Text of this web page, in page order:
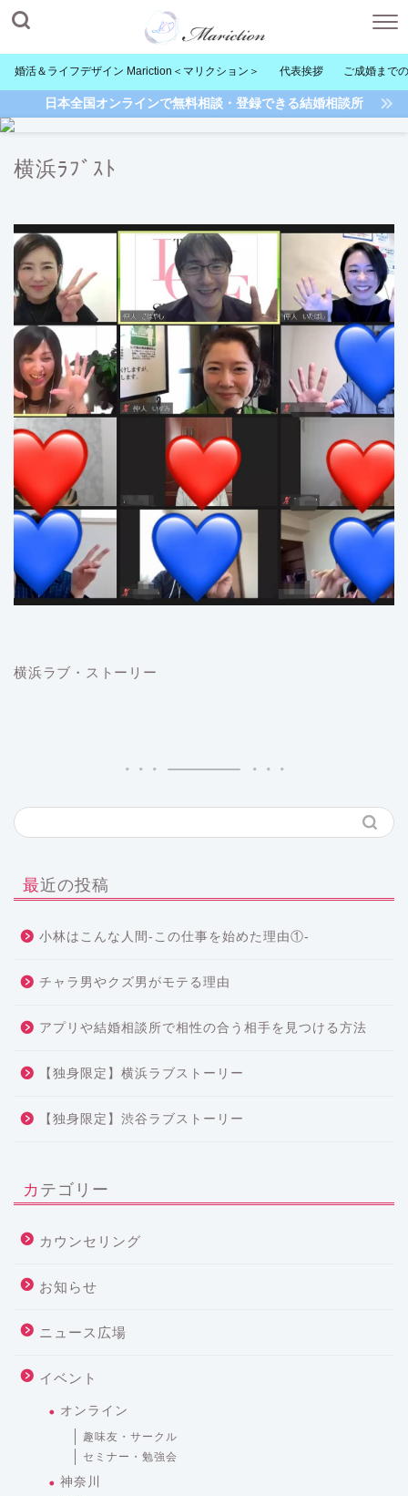
婚活＆ライフデザイン Mariction＜マリクション＞ 代表挨拶 ご成婚まで
日本全国オンラインで無料相談・登録できる結婚相談所
横浜ﾗﾌﾞｽﾄ
横浜ラブ・ストーリー
最近の投稿
小林はこんな人間-この仕事を始めた理由①-
チャラ男やクズ男がモテる理由
アプリや結婚相談所で相性の合う相手を見つける方法
【独身限定】横浜ラブストーリー
【独身限定】渋谷ラブストーリー
カテゴリー
カウンセリング
お知らせ
ニュース広場
イベント
オンライン
趣味友・サークル
セミナー・勉強会
神奈川